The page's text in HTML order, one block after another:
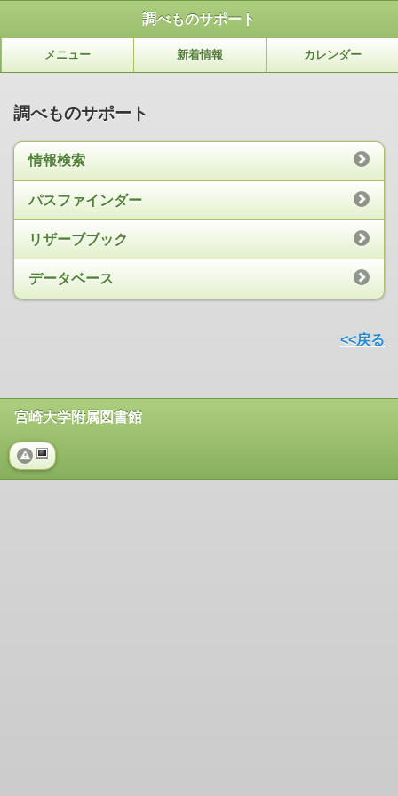
調べものサポート
メニュー 新着情報 カレンダー
調べものサポート
情報検索
パスファインダー
リザーブブック
データベース
<<戻る
宮崎大学附属図書館